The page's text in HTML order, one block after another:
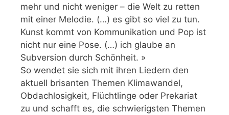
mehr und nicht weniger – die Welt zu retten
mit einer Melodie. (…) es gibt so viel zu tun.
Kunst kommt von Kommunikation und Pop ist
nicht nur eine Pose. (…) ich glaube an
Subversion durch Schönheit. »
So wendet sie sich mit ihren Liedern den
aktuell brisanten Themen Klimawandel,
Obdachlosigkeit, Flüchtlinge oder Prekariat
zu und schafft es, die schwierigsten Themen